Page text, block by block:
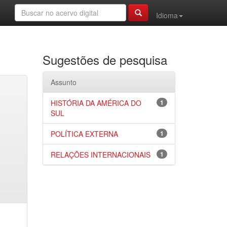
Idioma
Sugestões de pesquisa
Assunto
1
HISTÓRIA DA AMÉRICA DO
SUL
1
POLÍTICA EXTERNA
1
RELAÇÕES INTERNACIONAIS